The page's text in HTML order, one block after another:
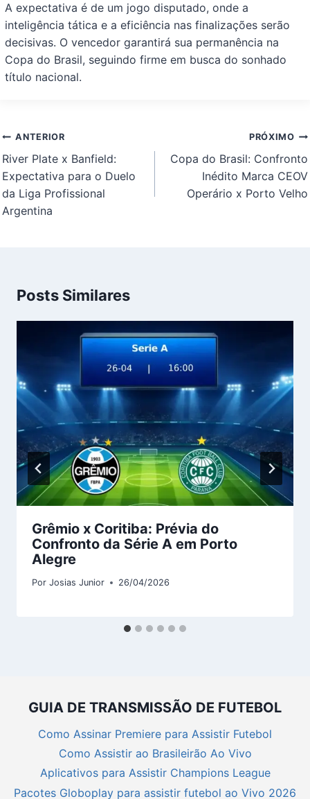
A expectativa é de um jogo disputado, onde a
inteligência tática e a eficiência nas finalizações serão
decisivas. O vencedor garantirá sua permanência na
Copa do Brasil, seguindo firme em busca do sonhado
título nacional.
Navegação
de
Post
ANTERIOR
River Plate x Banfield:
Expectativa para o Duelo
da Liga Profissional
Argentina
PRÓXIMO
Copa do Brasil: Confronto
Inédito Marca CEOV
Operário x Porto Velho
Posts Similares
Grêmio x Coritiba: Prévia do
Confronto da Série A em Porto
Alegre
Por Josias Junior 26/04/2026
GUIA DE TRANSMISSÃO DE FUTEBOL
Como Assinar Premiere para Assistir Futebol
Como Assistir ao Brasileirão Ao Vivo
Aplicativos para Assistir Champions League
Pacotes Globoplay para assistir futebol ao Vivo 2026